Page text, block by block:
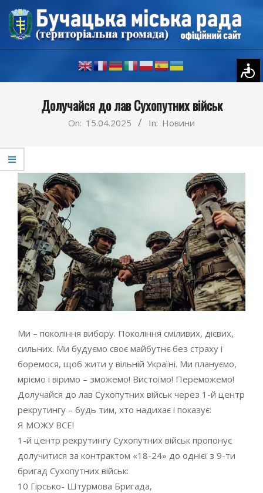
Skip
content
Долучайся до лав Сухопутних військ
On: 15.04.2025 In: Новини
Ми – покоління вибору. Покоління сміливих, дієвих,
сильних. Ми будуємо своє майбутнє без страху і
боремося, щоб жити у вільній Україні. Ми плануємо,
мріємо і віримо – зможемо! Вистоїмо! Переможемо!
Долучайся до лав Сухопутних військ через 1-й центр
рекрутингу – будь тим, хто надихає і показує:
Я МОЖУ ВСЕ!
1-й центр рекрутингу Сухопутних військ пропонує
долучитися за контрактом «18-24» до однієї з 9-ти
бригад Сухопутних військ:
10 Гірсько- Штурмова Бригада,